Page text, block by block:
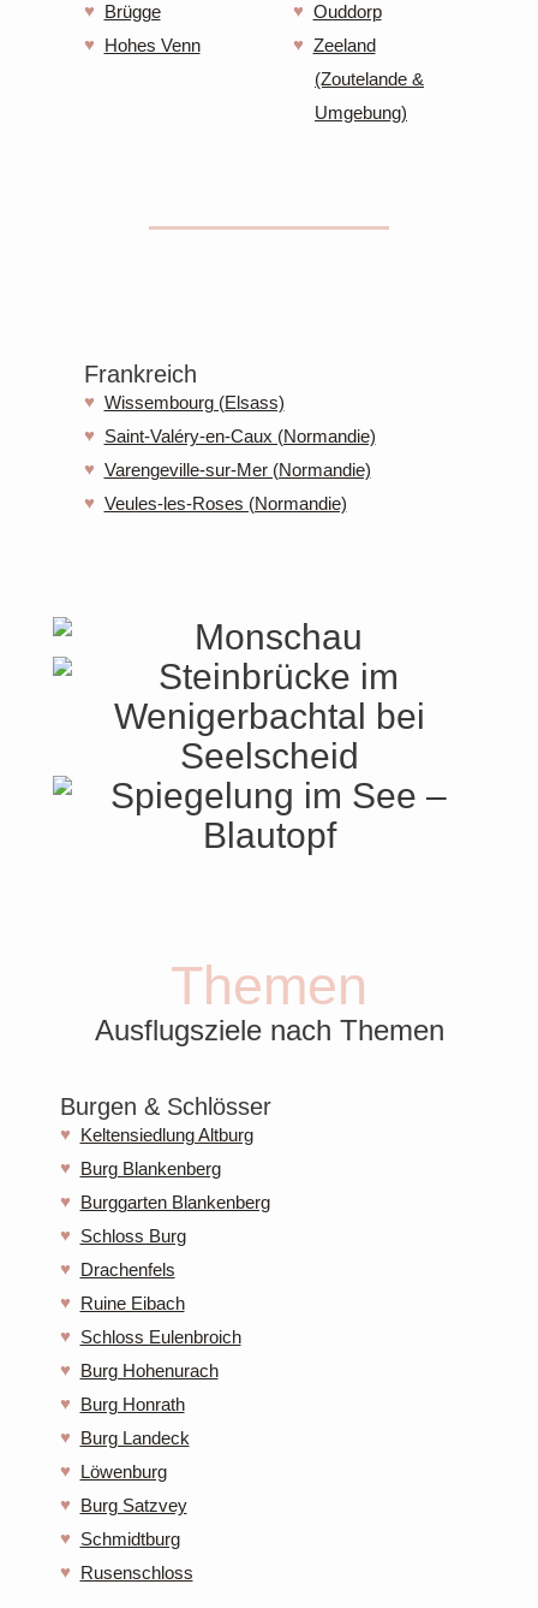
Brügge
Hohes Venn
Ouddorp
Zeeland
(Zoutelande &
Umgebung)
Frankreich
Wissembourg (Elsass)
Saint-Valéry-en-Caux (Normandie)
Varengeville-sur-Mer (Normandie)
Veules-les-Roses (Normandie)
Themen
Ausflugsziele nach Themen
Burgen & Schlösser
Keltensiedlung Altburg
Burg Blankenberg
Burggarten Blankenberg
Schloss Burg
Drachenfels
Ruine Eibach
Schloss Eulenbroich
Burg Hohenurach
Burg Honrath
Burg Landeck
Löwenburg
Burg Satzvey
Schmidtburg
Rusenschloss